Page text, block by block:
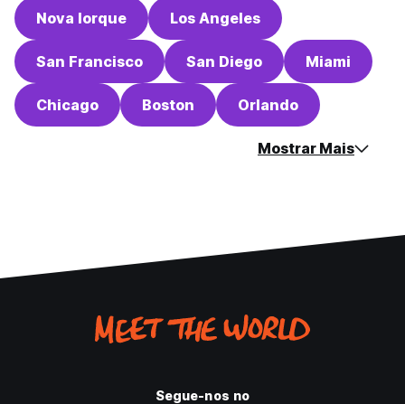
Nova Iorque Los Angeles
San Francisco San Diego Miami
Chicago Boston Orlando
Mostrar Mais
Segue-nos no